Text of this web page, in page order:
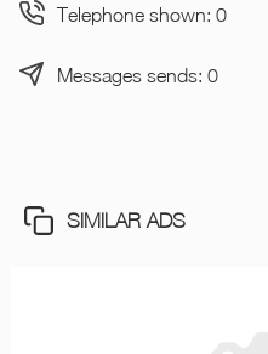
Telephone shown: 0
Messages sends: 0
SIMILAR ADS